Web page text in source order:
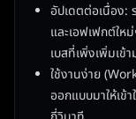
อัปเดตต่อเนื่อง:
และเอฟเฟกต์ให
เบสที่เพิ่งเพิ่มเข้า
ใช้งานง่าย
ออกแบบมาให้เข้